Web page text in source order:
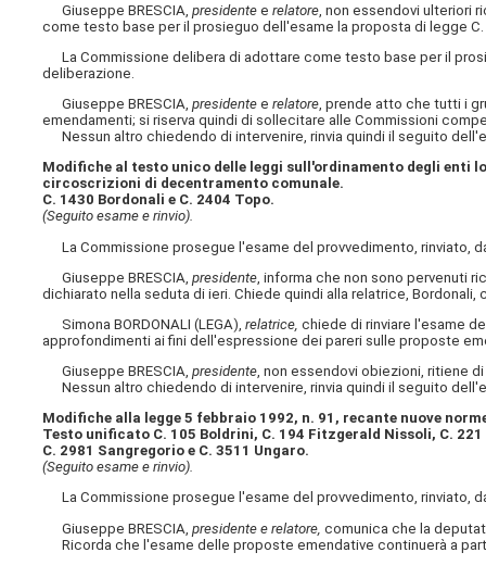
Giuseppe BRESCIA,presidente erelatore , non essendovi ulteriori
come testo base per il prosieguo dell'esame la proposta di legge
La Commissione delibera di adottare come testo base per il
deliberazione.
Giuseppe BRESCIA,presidente erelatore, prende atto che tutti i
emendamenti; si riserva quindi di sollecitare alleCommissioni
Nessun altro chiedendo di intervenire, rinvia quindi il seguito
Modifiche al testo unico delle leggi sull'ordinamento degli enti
circoscrizioni di decentramento comunale.
C. 1430 Bordonali e C. 2404 Topo.
(Seguito esame e rinvio).
La Commissione prosegue l'esame del provvedimento, rinviato,
Giuseppe BRESCIA,presidente , informa che non sono pervenuti
dichiarato nella seduta di ieri. Chiede quindi alla relatrice,
Simona BORDONALI (LEGA),relatrice, chiede di rinviare l'esame
approfondimenti ai fini dell'espressione dei pareri sulle proposte
Giuseppe BRESCIA,presidente, non essendovi obiezioni, ritiene
Nessun altro chiedendo di intervenire, rinvia quindi il seguito
Modifiche alla legge 5 febbraio 1992, n. 91, recante nuove
Testo unificato C. 105 Boldrini, C. 194 Fitzgerald Nissoli, C.
C. 2981 Sangregorio e C. 3511 Ungaro.
(Seguito esame e rinvio).
La Commissione prosegue l'esame del provvedimento, rinviato,
Giuseppe BRESCIA,presidente e relatore, comunica che la
Ricorda che l'esame delle proposte emendative continuerà a